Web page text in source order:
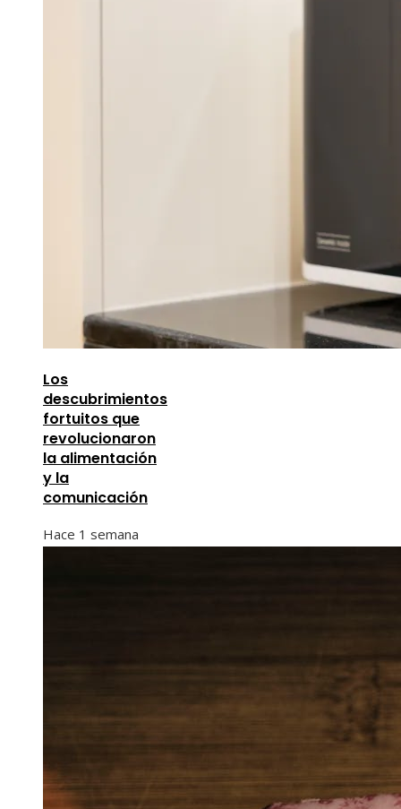
Los
descubrimientos
fortuitos que
revolucionaron
la alimentación
y la
comunicación
Hace 1 semana